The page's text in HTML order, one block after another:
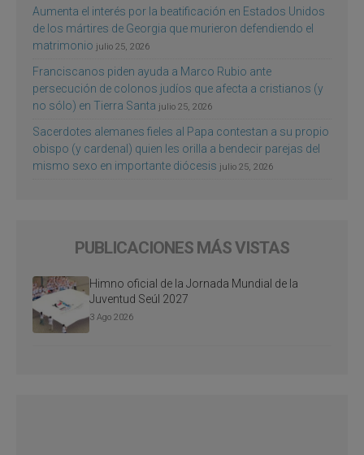
Aumenta el interés por la beatificación en Estados Unidos
de los mártires de Georgia que murieron defendiendo el
matrimonio julio 25, 2026
Franciscanos piden ayuda a Marco Rubio ante
persecución de colonos judíos que afecta a cristianos (y
no sólo) en Tierra Santa julio 25, 2026
Sacerdotes alemanes fieles al Papa contestan a su propio
obispo (y cardenal) quien les orilla a bendecir parejas del
mismo sexo en importante diócesis julio 25, 2026
PUBLICACIONES MÁS VISTAS
Himno oficial de la Jornada Mundial de la
Juventud Seúl 2027
3 Ago 2026